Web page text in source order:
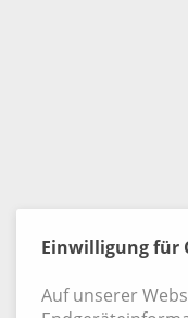
Einwilligung für
Auf unserer